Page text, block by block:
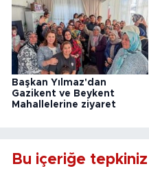
Başkan Yılmaz'dan
Gazikent ve Beykent
Mahallelerine ziyaret
Bu içeriğe tepkiniz